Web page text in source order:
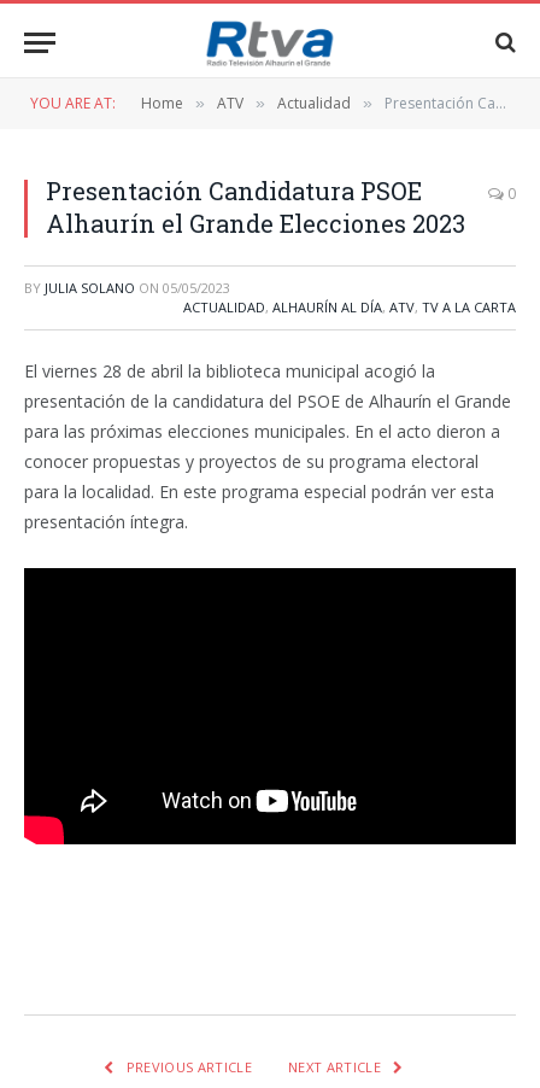
YOU ARE AT: Home » ATV » Actualidad » Presentación Candidatura PSOE Alhaurín el Grande Elecciones 2023
Presentación Candidatura PSOE
Alhaurín el Grande Elecciones 2023
0
BY JULIA SOLANO ON 05/05/2023
ACTUALIDAD, ALHAURÍN AL DÍA, ATV, TV A LA CARTA
El viernes 28 de abril la biblioteca municipal acogió la
presentación de la candidatura del PSOE de Alhaurín el Grande
para las próximas elecciones municipales. En el acto dieron a
conocer propuestas y proyectos de su programa electoral
para la localidad. En este programa especial podrán ver esta
presentación íntegra.
PREVIOUS ARTICLE NEXT ARTICLE